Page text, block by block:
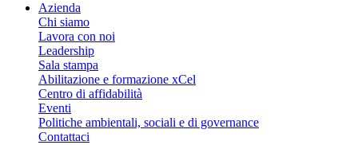
Azienda
Chi siamo
Lavora con noi
Leadership
Sala stampa
Abilitazione e formazione xCel
Centro di affidabilità
Eventi
Politiche ambientali, sociali e di governance
Contattaci